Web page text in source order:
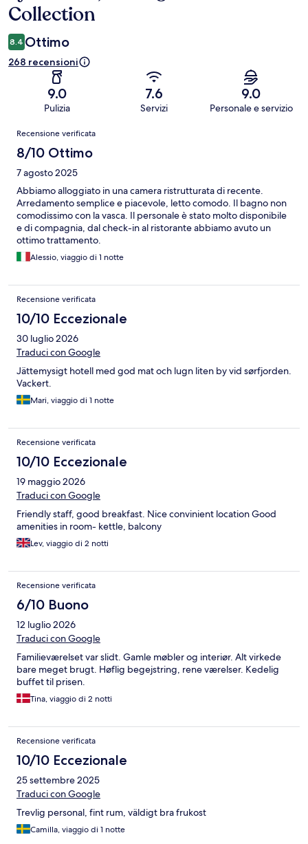
Collection
8.4 Ottimo
268 recensioni
9.0
Pulizia
7.6
Servizi
9.0
Personale e servizio
Recensioni
Recensione verificata
8/10 Ottimo
7 agosto 2025
Abbiamo alloggiato in una camera ristrutturata di recente.
Arredamento semplice e piacevole, letto comodo. Il bagno non
comodissimo con la vasca. Il personale è stato molto disponibile
e di compagnia, dal check-in al ristorante abbiamo avuto un
ottimo trattamento.
Alessio, viaggio di 1 notte
Recensione verificata
10/10 Eccezionale
30 luglio 2026
Traduci con Google
Jättemysigt hotell med god mat och lugn liten by vid sørfjorden.
Vackert.
Mari, viaggio di 1 notte
Recensione verificata
10/10 Eccezionale
19 maggio 2026
Traduci con Google
Friendly staff, good breakfast. Nice convinient location Good
amenities in room- kettle, balcony
Lev, viaggio di 2 notti
Recensione verificata
6/10 Buono
12 luglio 2026
Traduci con Google
Familieværelset var slidt. Gamle møbler og interiør. Alt virkede
bare meget brugt. Høflig begejstring, rene værelser. Kedelig
buffet til prisen.
Tina, viaggio di 2 notti
Recensione verificata
10/10 Eccezionale
25 settembre 2025
Traduci con Google
Trevlig personal, fint rum, väldigt bra frukost
Camilla, viaggio di 1 notte